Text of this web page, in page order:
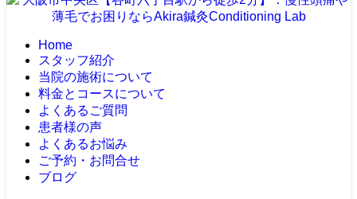
Home
スタッフ紹介
当院の施術について
料金とコースについて
よくあるご質問
患者様の声
よくあるお悩み
ご予約・お問合せ
ブログ